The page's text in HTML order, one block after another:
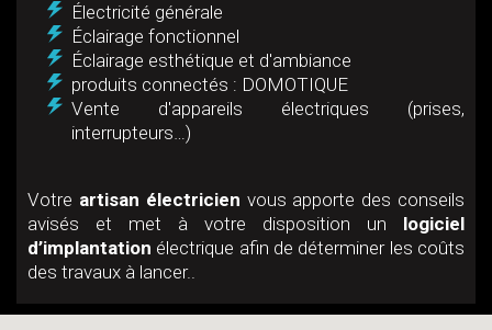
Électricité générale
Éclairage fonctionnel
Éclairage esthétique et d'ambiance
produits connectés : DOMOTIQUE
Vente d'appareils électriques (prises,
interrupteurs…)
Votre artisan électricien vous apporte des conseils
avisés et met à votre disposition un logiciel
d’implantation électrique afin de déterminer les coûts
des travaux à lancer..